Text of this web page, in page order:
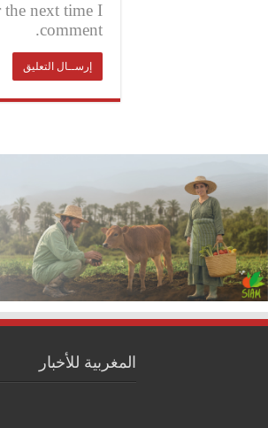
the next time I
comment.
المغربية للأخبار